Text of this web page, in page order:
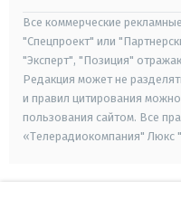
Все коммерческие
"Спецпроект" или
"Эксперт", "Позиция"
Редакция может не
и правил цитирования
пользования сайтом. Все
«Телерадиокомпания" Люкс